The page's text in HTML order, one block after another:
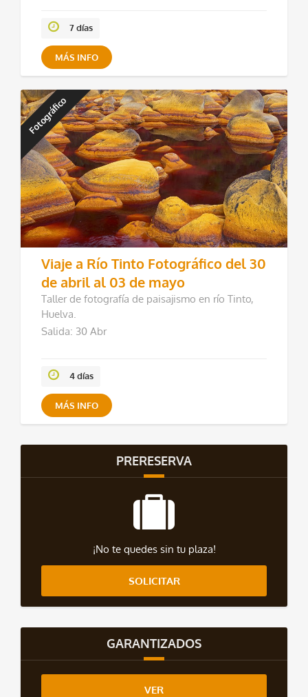
7 días
MÁS INFO
Fotográfico
Viaje a Río Tinto Fotográfico del 30
de abril al 03 de mayo
Taller de fotografía de paisajismo en río Tinto,
Huelva.
Salida: 30 Abr
4 días
MÁS INFO
PRERESERVA
¡No te quedes sin tu plaza!
SOLICITAR
GARANTIZADOS
VER